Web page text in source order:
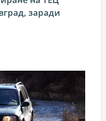
заради